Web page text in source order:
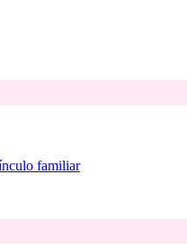
familiar